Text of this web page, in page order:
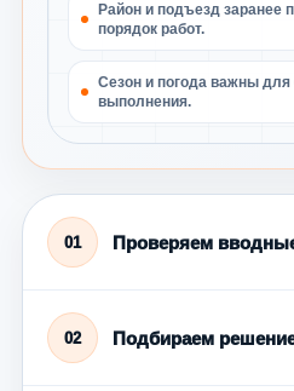
Район и подъезд заранее
порядок работ.
Сезон и погода важны для
выполнения.
01 Проверяем
02 Подбираем